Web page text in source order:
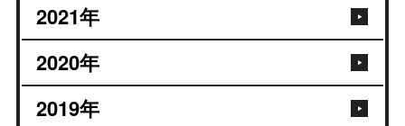
2021年
2020年
2019年